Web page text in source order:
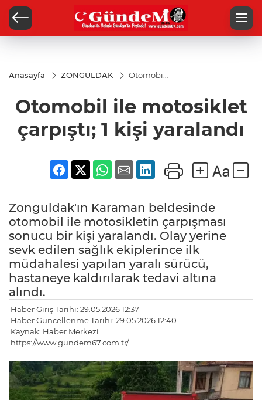
Anasayfa ZONGULDAK
Otomobil
çarpıştı; 1
kişi
yaralandı
Otomobil ile motosiklet
çarpıştı; 1 kişi yaralandı
Zonguldak'ın Karaman beldesinde
otomobil ile motosikletin çarpışması
sonucu bir kişi yaralandı. Olay yerine
sevk edilen sağlık ekiplerince ilk
müdahalesi yapılan yaralı sürücü,
hastaneye kaldırılarak tedavi altına
alındı.
Haber Giriş Tarihi: 29.05.2026 12:37
Haber Güncellenme Tarihi: 29.05.2026 12:40
Kaynak: Haber Merkezi
https://www.gundem67.com.tr/